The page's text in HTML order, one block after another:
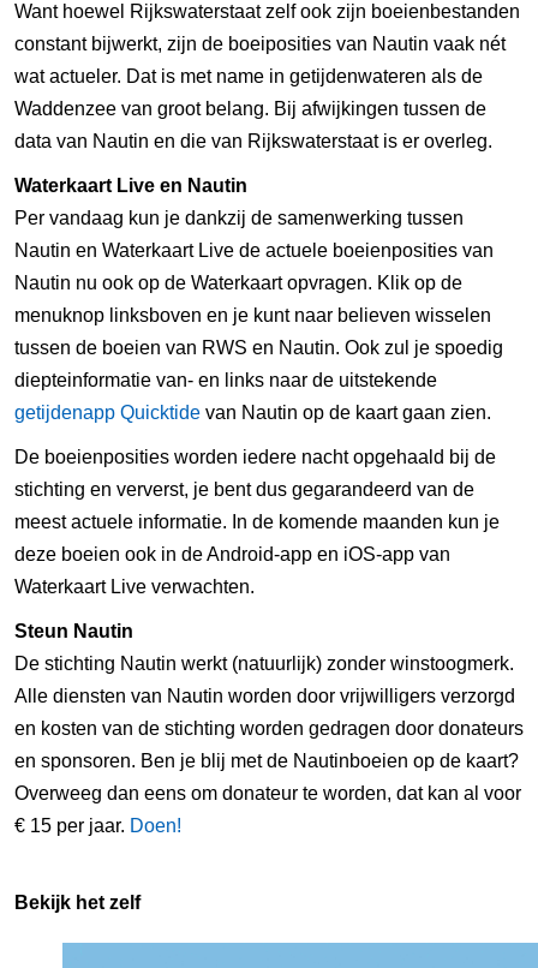
Want hoewel Rijkswaterstaat zelf ook zijn boeienbestanden
constant bijwerkt, zijn de boeiposities van Nautin vaak nét
wat actueler. Dat is met name in getijdenwateren als de
Waddenzee van groot belang. Bij afwijkingen tussen de
data van Nautin en die van Rijkswaterstaat is er overleg.
Waterkaart Live en Nautin
Per vandaag kun je dankzij de samenwerking tussen
Nautin en Waterkaart Live de actuele boeienposities van
Nautin nu ook op de Waterkaart opvragen. Klik op de
menuknop linksboven en je kunt naar believen wisselen
tussen de boeien van RWS en Nautin. Ook zul je spoedig
diepteinformatie van- en links naar de uitstekende
getijdenapp Quicktide van Nautin op de kaart gaan zien.
De boeienposities worden iedere nacht opgehaald bij de
stichting en ververst, je bent dus gegarandeerd van de
meest actuele informatie. In de komende maanden kun je
deze boeien ook in de Android-app en iOS-app van
Waterkaart Live verwachten.
Steun Nautin
De stichting Nautin werkt (natuurlijk) zonder winstoogmerk.
Alle diensten van Nautin worden door vrijwilligers verzorgd
en kosten van de stichting worden gedragen door donateurs
en sponsoren. Ben je blij met de Nautinboeien op de kaart?
Overweeg dan eens om donateur te worden, dat kan al voor
€ 15 per jaar. Doen!
Bekijk het zelf